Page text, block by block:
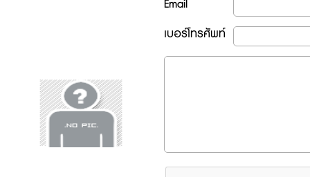
Email
เบอร์โทรศัพท์